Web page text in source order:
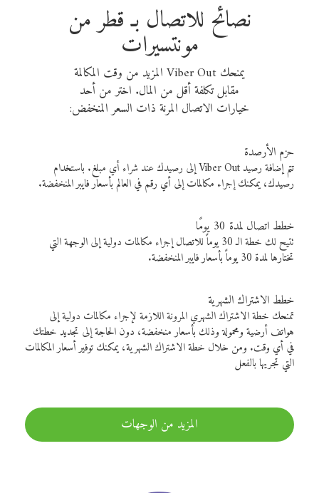
نصائح للاتصال بـ قطر من
مونتسيرات
يمنحك Viber Out المزيد من وقت المكالمة
مقابل تكلفة أقل من المال. اختر من أحد
خيارات الاتصال المرنة ذات السعر المنخفض:
حزم الأرصدة
تتم إضافة رصيد Viber Out إلى رصيدك عند شراء أي مبلغ. باستخدام
رصيدك، يمكنك إجراء مكالمات إلى أي رقم في العالم بأسعار فايبر المنخفضة.
خطط اتصال لمدة 30 يومًا
تتيح لك خطة الـ 30 يوماً للاتصال إجراء مكالمات دولية إلى الوجهة التي
تختارها لمدة 30 يوماً بأسعار فايبر المنخفضة.
خطط الاشتراك الشهرية
تمنحك خطة الاشتراك الشهري المرونة اللازمة لإجراء مكالمات دولية إلى
هواتف أرضية ومحمولة وذلك بأسعار منخفضة، دون الحاجة إلى تجديد خطتك
في أي وقت. ومن خلال خطة الاشتراك الشهرية، يمكنك توفير أسعار المكالمات
التي تجريها بالفعل
المزيد من الوجهات